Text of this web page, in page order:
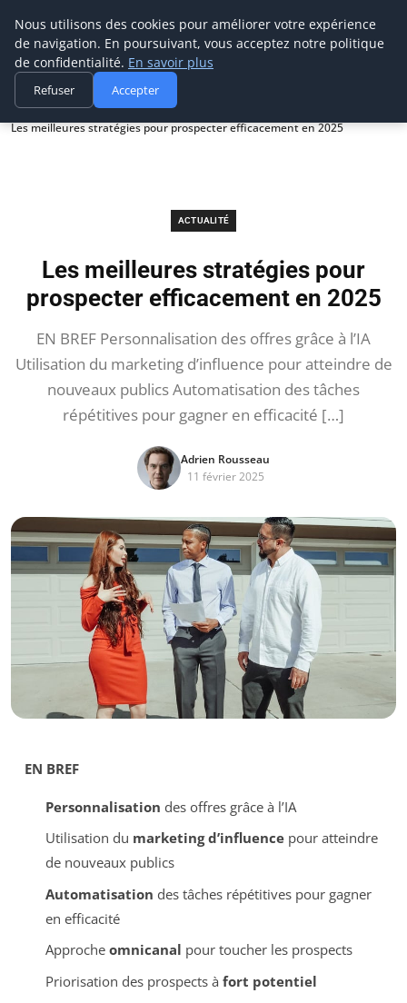
Prospection Pro
Accueil
Actualité
Les meilleures stratégies pour prospecter efficacement en 2025
ACTUALITÉ
Les meilleures stratégies pour
prospecter efficacement en 2025
EN BREF Personnalisation des offres grâce à l’IA
Utilisation du marketing d’influence pour atteindre de
nouveaux publics Automatisation des tâches
répétitives pour gagner en efficacité […]
Adrien Rousseau
11 février 2025
EN BREF
Personnalisation des offres grâce à l’IA
Utilisation du marketing d’influencepour atteindre
de nouveaux publics
Automatisation des tâches répétitives pour gagner
en efficacité
Approche omnicanal pour toucher les prospects
Priorisation des prospects à fort potentiel
Nous utilisons des cookies pour améliorer votre expérience
de navigation. En poursuivant, vous acceptez notre politique
de confidentialité. En savoir plus
Refuser Accepter